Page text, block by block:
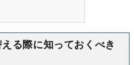
る際に知っておくべき